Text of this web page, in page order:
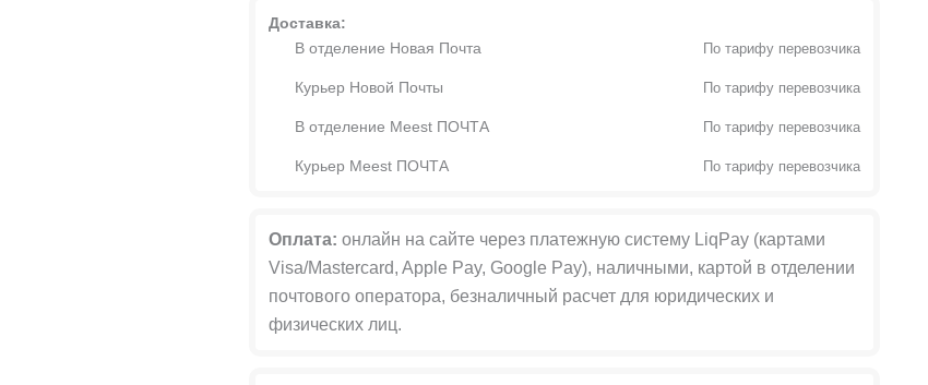
LightДоставка:
В отделение Новая Почта
По тарифу перевозчика
Курьер Новой Почты По тарифу перевозчика
В отделение Meest ПОЧТА По тарифу перевозчика
Курьер Meest ПОЧТА По тарифу перевозчика
Оплата: онлайн на сайте через платежную систему LiqPay (картами
Visa/Mastercard, Apple Pay, Google Pay), наличными, картой в отделении
почтового оператора, безналичный расчет для юридических и
физических лиц.